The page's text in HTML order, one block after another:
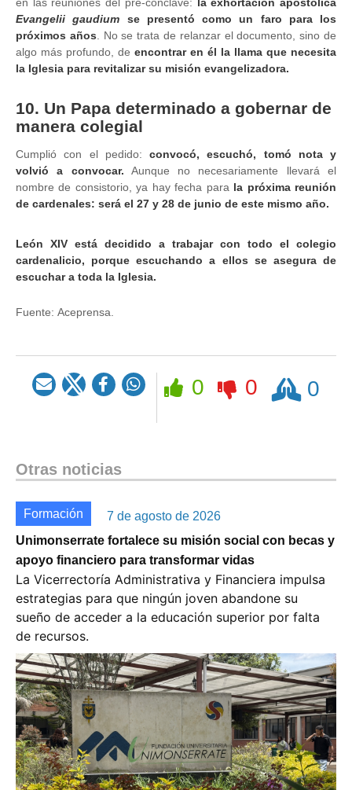
en las reuniones del pre-cónclave:
la exhortación apostólica
Evangelii gaudium se presentó como un faro para los
próximos años. No se trata de relanzar el documento, sino de
algo más profundo, de encontrar en él la llama que necesita
la Iglesia para revitalizar su misión evangelizadora.
10. Un Papa determinado a gobernar de
manera colegial
Cumplió con el pedido: convocó, escuchó, tomó nota y
volvió a convocar. Aunque no necesariamente llevará el
nombre de consistorio, ya hay fecha para la próxima reunión
de cardenales: será el 27 y 28 de junio de este mismo año.
León XIV está decidido a trabajar con todo el colegio
cardenalicio, porque escuchando a ellos se asegura de
escuchar a toda la Iglesia.
Fuente: Aceprensa.
0 0
Rezar 0
Otras noticias
Formación
7 de agosto de 2026
Unimonserrate fortalece su misión social con becas y
apoyo financiero para transformar vidas
La Vicerrectoría Administrativa y Financiera impulsa
estrategias para que ningún joven abandone su
sueño de acceder a la educación superior por falta
de recursos.